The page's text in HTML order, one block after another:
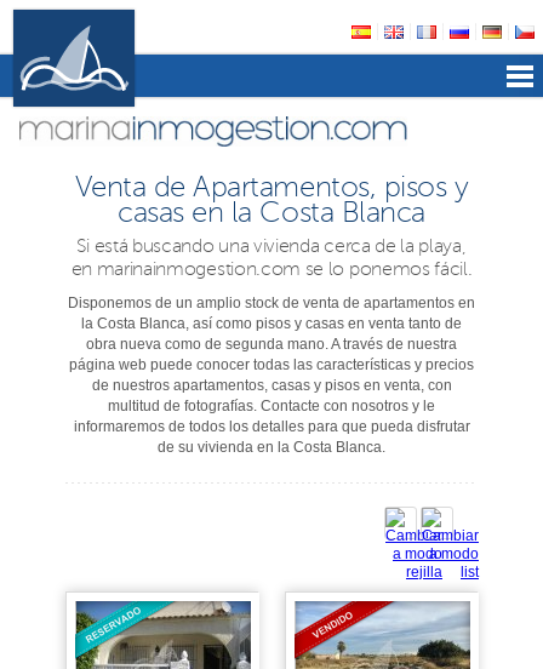
Venta de Apartamentos, pisos y
casas en la Costa Blanca
Si está buscando una vivienda cerca de la playa,
en marinainmogestion.com se lo ponemos fácil.
Disponemos de un amplio stock de venta de apartamentos en
la Costa Blanca, así como pisos y casas en venta tanto de
obra nueva como de segunda mano. A través de nuestra
página web puede conocer todas las características y precios
de nuestros apartamentos, casas y pisos en venta, con
multitud de fotografías. Contacte con nosotros y le
informaremos de todos los detalles para que pueda disfrutar
de su vivienda en la Costa Blanca.